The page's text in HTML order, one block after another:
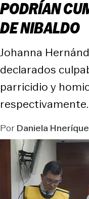
PODRÍAN
DE NIBALDO
Johanna
declarados
parricidio y
respectivamente.
PorDaniela